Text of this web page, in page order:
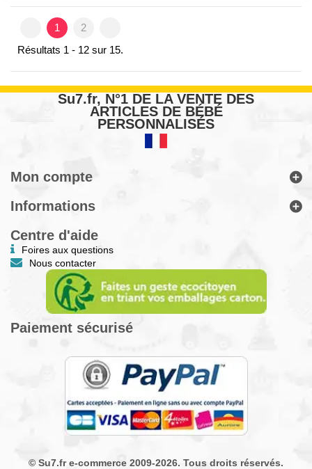
1
2
Résultats 1 - 12 sur 15.
Su7.fr, N°1 DE LA VENTE DES
ARTICLES DE BÉBÉ
PERSONNALISÉS
Mon compte
Informations
Centre d'aide
Foires aux questions
Nous contacter
Paiement sécurisé
© Su7.fr e-commerce 2009-2026. Tous droits réservés.